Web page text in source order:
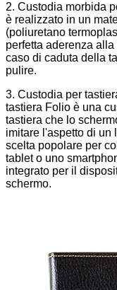
2. Custodia morbida
è realizzato in un
(poliuretano
perfetta aderenza
caso di caduta della
pulire.
3. Custodia per
tastiera Folio è una
tastiera che lo
imitare l'aspetto di un
scelta popolare per
tablet o uno
integrato per il
schermo.